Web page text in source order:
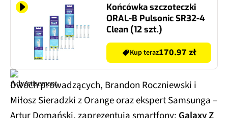
Końcówka szczoteczki
ORAL-B Pulsonic SR32-4
Clean (12 szt.)
Kup teraz170.97 zł
Dwóch prowadzących, Brandon Roczniewski i
Miłosz Sieradzki z Orange oraz ekspert Samsunga –